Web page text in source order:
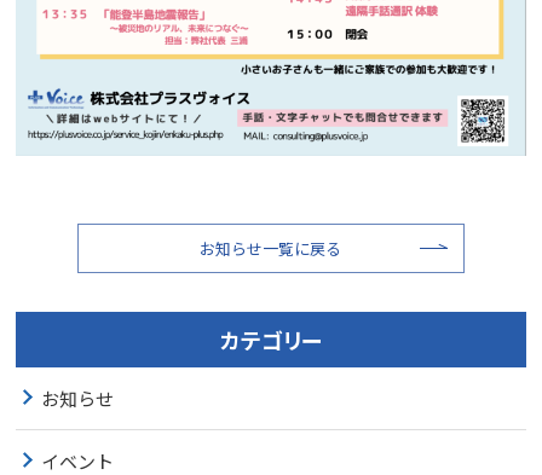
お知らせ一覧に戻る
カテゴリー
お知らせ
イベント